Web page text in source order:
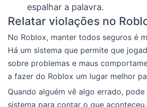
espalhar a palavra.
Relatar violações no
No Roblox, manter todos seguros é
Há um sistema que permite que
sobre problemas e maus
a fazer do Roblox um lugar melhor
Quando alguém vê algo errado, pode
sistema para contar o que